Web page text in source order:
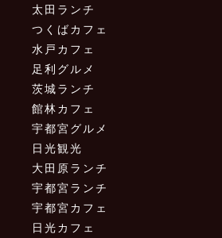
太田ランチ
つくばカフェ
水戸カフェ
足利グルメ
茨城ランチ
館林カフェ
宇都宮グルメ
日光観光
大田原ランチ
宇都宮ランチ
宇都宮カフェ
日光カフェ